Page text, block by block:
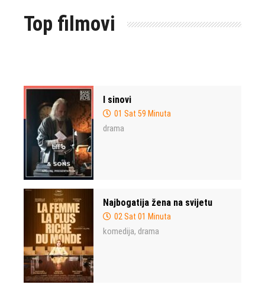
Top filmovi
I sinovi
01 Sat 59 Minuta
drama
Najbogatija žena na svijetu
02 Sat 01 Minuta
komedija, drama